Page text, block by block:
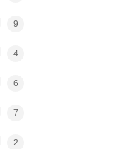
9
4
6
7
2